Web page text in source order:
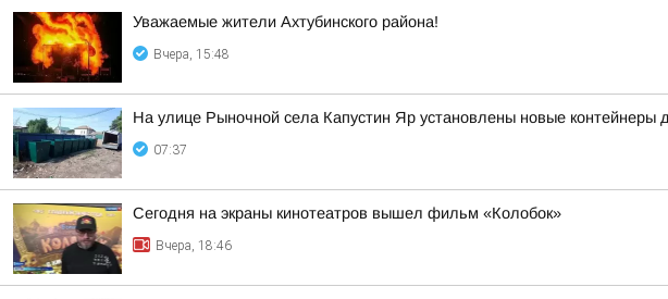
Уважаемые жители Ахтубинского района!
Вчера, 15:48
На улице Рыночной села Капустин Яр установлены новые контейнеры
07:37
Сегодня на экраны кинотеатров вышел фильм «Колобок»
Вчера, 18:46